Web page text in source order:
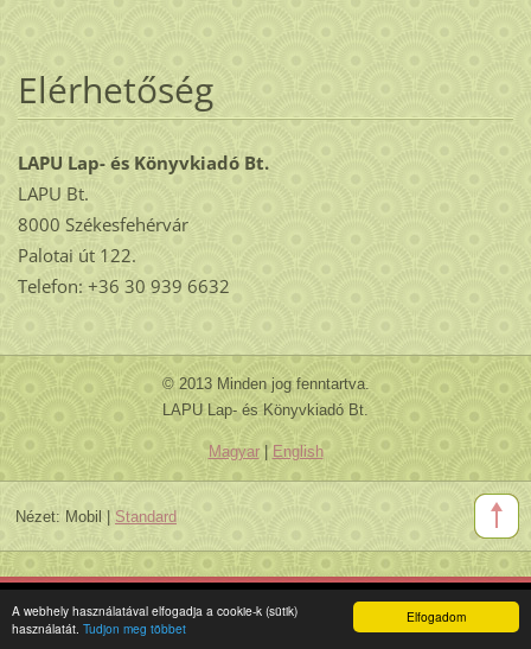
Elfogadom
A webhely használatával elfogadja a cookie-k (sütik)
használatát. Tudjon meg többet
Elérhetőség
LAPU Lap- és Könyvkiadó Bt.
LAPU Bt.
8000 Székesfehérvár
Palotai út 122.
Telefon: +36 30 939 6632
© 2013 Minden jog fenntartva.
LAPU Lap- és Könyvkiadó Bt.
Magyar| English
Nézet: Mobil Standard